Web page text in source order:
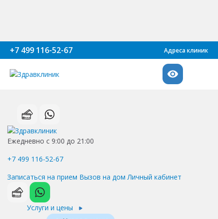
+7 499 116-52-67 Адреса клиник
Ежедневно с 9:00 до 21:00
+7 499 116-52-67
Записаться на прием Вызов на дом Личный кабинет
Услуги и цены